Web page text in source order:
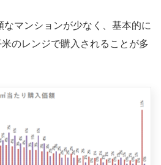
マンションが少なく、基本的に
のレンジで購入されることが多